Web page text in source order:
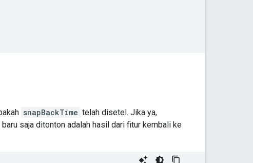
snapBackTime telah disetel. Jika ya,
saja ditonton adalah hasil dari fitur kembali ke